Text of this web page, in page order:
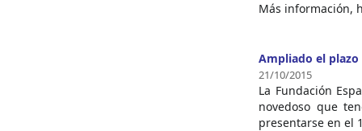
Más información,
Ampliado el plazo
21/10/2015
La Fundación
novedoso que
presentarse en el